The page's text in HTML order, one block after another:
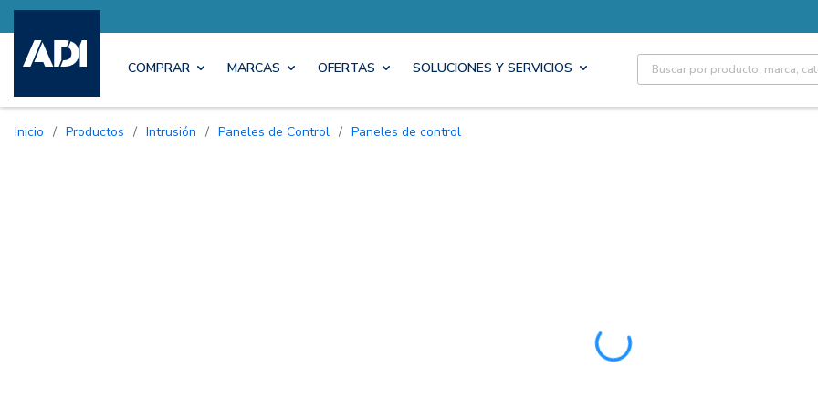
COMPRAR MARCAS OFERTAS SOLUCIONES Y SERVICIOS Site Search
Inicio / Productos / Intrusión / Paneles de Control / Paneles de control